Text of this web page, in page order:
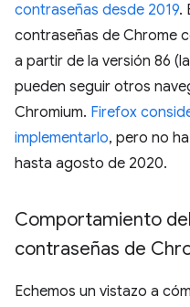
contraseñas desde 2019.
contraseñas de Chrome
a partir de la versión 86
pueden seguir otros
Chromium. Firefox
implementarlo, pero no
hasta agosto de 2020.
Comportamiento
contraseñas de
Echemos un vistazo a